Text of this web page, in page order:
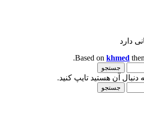
دارد
Based on khmed
.
جستجو
آن هستید تایپ کنید.
جستجو